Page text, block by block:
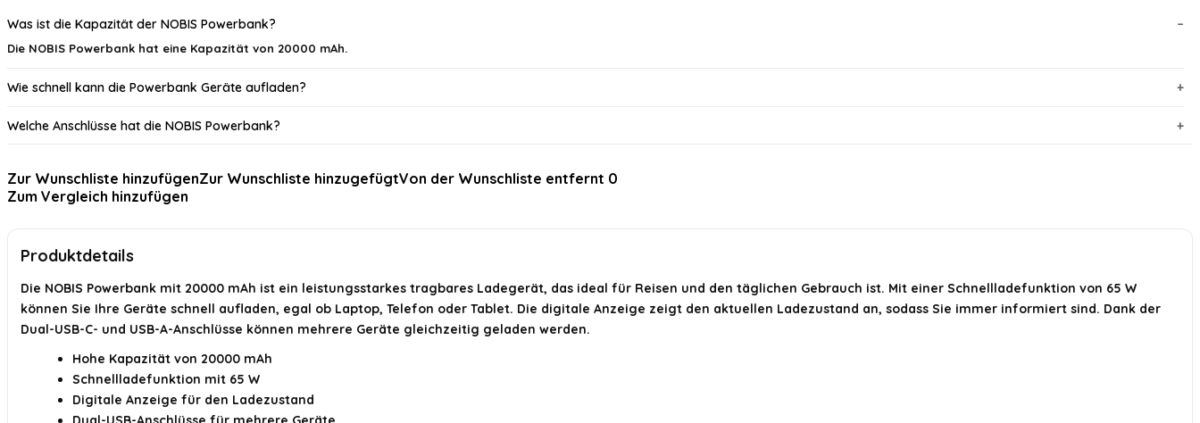
Was ist die Kapazität der NOBIS Powerbank?
Die NOBIS Powerbank hat eine Kapazität von 20000 mAh.
Wie schnell kann die Powerbank Geräte aufladen?
Welche Anschlüsse hat die NOBIS Powerbank?
Hat die Powerbank eine Anzeige?
Zur Wunschliste hinzufügenZur Wunschliste hinzugefügtVon der Wunschliste entfernt 0
Zum Vergleich hinzufügen
Produktdetails
Die NOBIS Powerbank mit 20000 mAh ist ein leistungsstarkes tragbares Ladegerät, das ideal für Reisen und den täglichen Gebrauch ist. Mit einer Schnellladefunktion von 65 W
können Sie Ihre Geräte schnell aufladen, egal ob Laptop, Telefon oder Tablet. Die digitale Anzeige zeigt den aktuellen Ladezustand an, sodass Sie immer informiert sind. Dank der
Dual-USB-C- und USB-A-Anschlüsse können mehrere Geräte gleichzeitig geladen werden.
Hohe Kapazität von 20000 mAh
Schnellladefunktion mit 65 W
Digitale Anzeige für den Ladezustand